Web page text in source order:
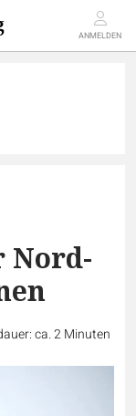
ANMELDEN
Nord-
ca. 2 Minuten